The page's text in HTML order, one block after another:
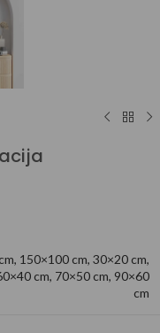
, 150×100 cm, 30×20 cm,
cm, 70×50 cm, 90×60
cm